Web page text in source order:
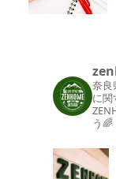
奈良
に関
う🌈